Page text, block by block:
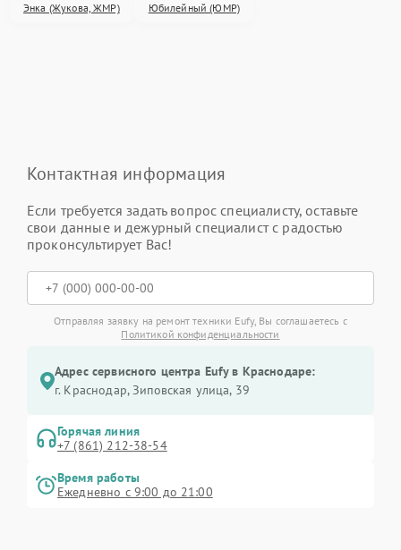
Энка (Жукова, ЖМР) Юбилейный (ЮМР)
Контактная информация
Если требуется задать вопрос специалисту, оставьте
свои данные и дежурный специалист с радостью
проконсультирует Вас!
Отправляя заявку на ремонт техники Eufy, Вы соглашаетесь с
Политикой конфиденциальности
Адрес сервисного центра Eufy в Краснодаре:
г. Краснодар, Зиповская улица, 39
Горячая линия
+7 (861) 212-38-54
Время работы
Ежедневно с 9:00 до 21:00